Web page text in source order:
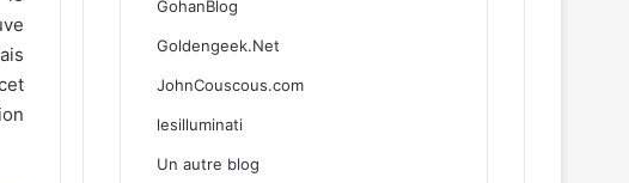
GohanBlog
Goldengeek.Net
JohnCouscous.com
lesilluminati
Un autre blog